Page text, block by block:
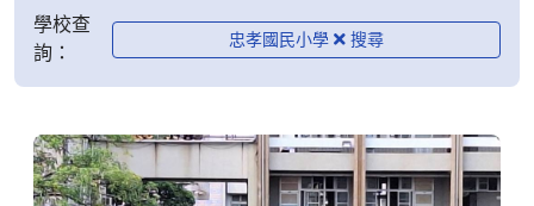
學校查
詢：
忠孝國民小學